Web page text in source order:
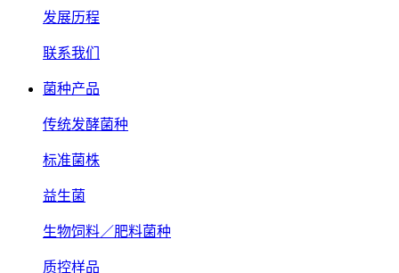
发展历程
联系我们
菌种产品
传统发酵菌种
标准菌株
益生菌
生物饲料／肥料菌种
质控样品